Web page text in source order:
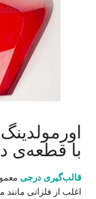
با قطعه‌ی
قالب‌گیری درجی
اغلب از فلزاتی